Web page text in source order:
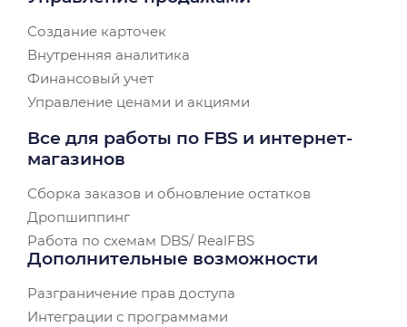
Создание карточек
Внутренняя аналитика
Финансовый учет
Управление ценами и акциями
Все для работы по FBS и интернет-
магазинов
Сборка заказов и обновление остатков
Дропшиппинг
Работа по схемам DBS/ RealFBS
Дополнительные возможности
Разграничение прав доступа
Интеграции с программами